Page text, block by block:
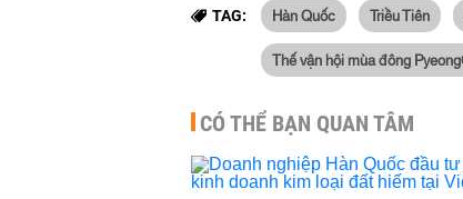
TAG: Hàn Quốc Triều Tiên
Thế vận hội mùa đông
CÓ THỂ BẠN QUAN TÂM